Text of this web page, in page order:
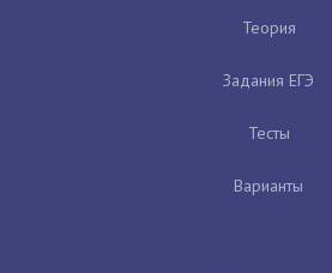
Теория
Задания ЕГЭ
Тесты
Варианты